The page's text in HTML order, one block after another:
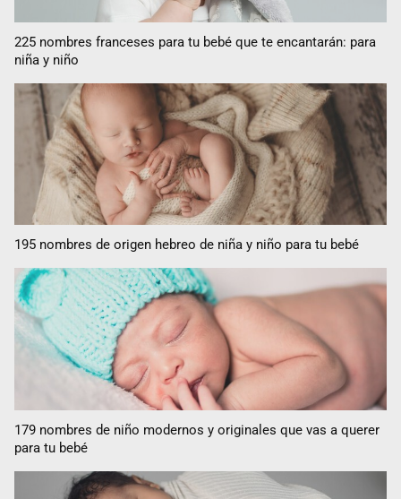
225 nombres franceses para tu bebé que te encantarán: para
niña y niño
195 nombres de origen hebreo de niña y niño para tu bebé
179 nombres de niño modernos y originales que vas a querer
para tu bebé